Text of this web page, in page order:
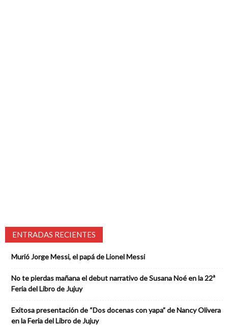
ENTRADAS RECIENTES
Murió Jorge Messi, el papá de Lionel Messi
No te pierdas mañana el debut narrativo de Susana Noé en la 22ª
Feria del Libro de Jujuy
Exitosa presentación de “Dos docenas con yapa” de Nancy Olivera
en la Feria del Libro de Jujuy